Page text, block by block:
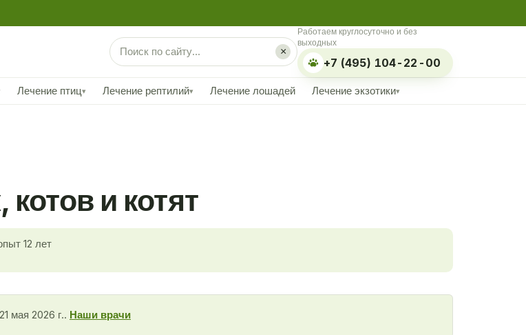
×
Работаем круглосуточно и без
выходных
+7 (495) 104-22-00
Лечение птиц▾ Лечение рептилий▾ Лечение лошадей Лечение экзотики▾
и котят
12 лет
мая 2026 г.. Наши врачи